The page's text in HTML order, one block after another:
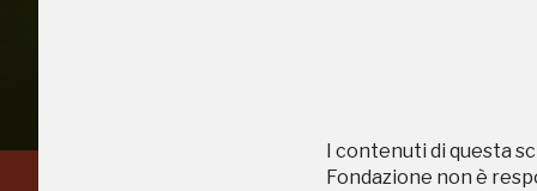
I contenuti di questa
Fondazione non è